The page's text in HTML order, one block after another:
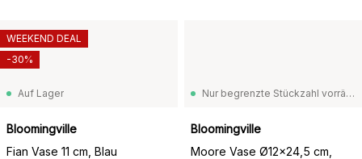
Auf Lager
Bloomingville
Fian Vase 11 cm, Blau
WEEKEND DEAL
-30%
Nur begrenzte Stückzahl vorrätig
Bloomingville
Moore Vase Ø12x24,5 cm,